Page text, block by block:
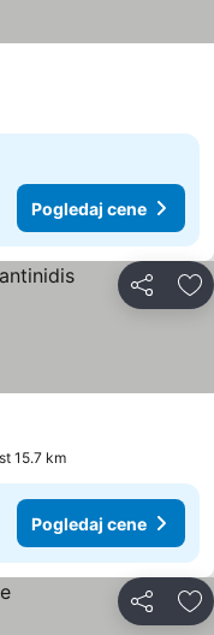
Pogledaj cene
Deli
15.7 km
Pogledaj cene
Deli